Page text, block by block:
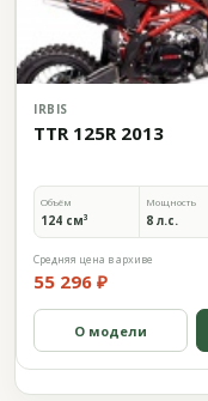
IRBIS
TTR 125R 2013
Объём
124 см³
Мощность
8 л.с.
Средняя цена в архиве
55 296 ₽
О модели